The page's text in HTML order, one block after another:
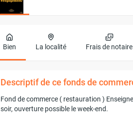
Bien La localité Frais de notaire
Descriptif de ce fonds de
Fond de commerce ( restauration )
soir, ouverture possible le week-end.